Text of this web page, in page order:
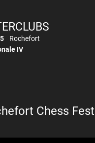
Rochefort
IV
Chess